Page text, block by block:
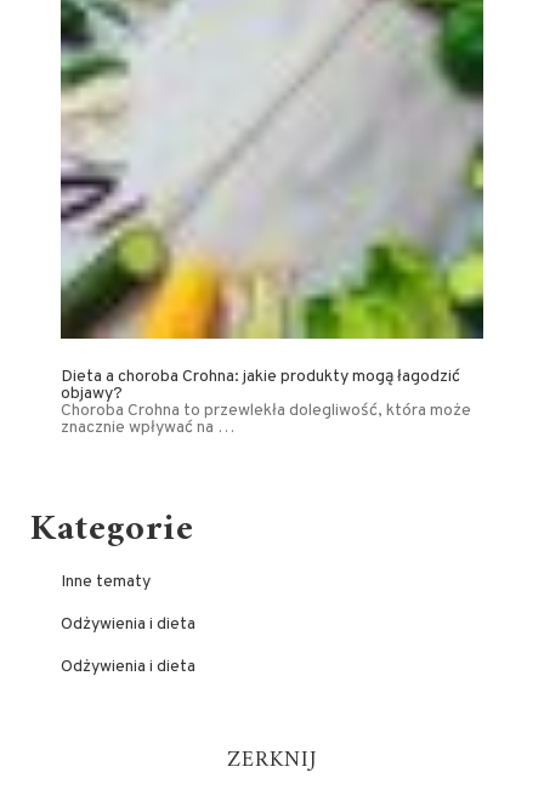
Dieta a choroba Crohna: jakie produkty mogą łagodzić
objawy?
Choroba Crohna to przewlekła dolegliwość, która może
znacznie wpływać na …
Kategorie
Inne tematy
Odżywienia i dieta
Odżywienia i dieta
ZERKNIJ